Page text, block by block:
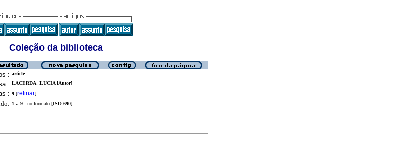
Coleção da biblioteca
: article
: LACERDA, LUCIA [Autor]
: 9 [refinar]
1 .. 9 no formato [ISO 690]